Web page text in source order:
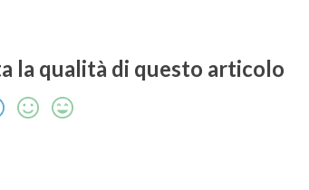
la qualità di questo articolo